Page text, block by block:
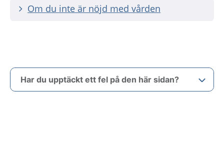
Om du inte är nöjd med vården
Har du upptäckt ett fel på den här sidan?